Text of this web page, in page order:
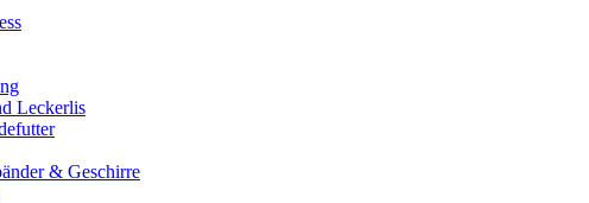
Leckerlis
& Geschirre